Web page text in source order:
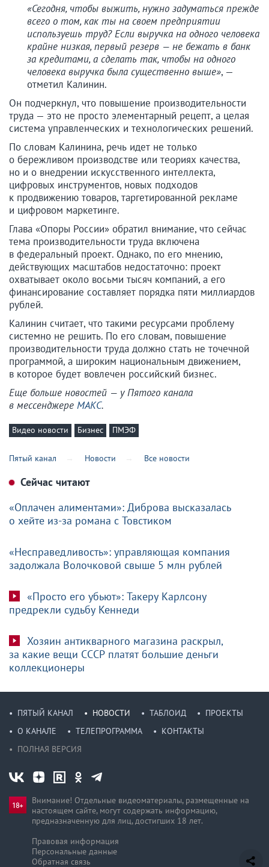
«Сегодня, чтобы выжить, нужно задуматься прежде
всего о том, как ты на своем предприятии
используешь труд? Если выручка на одного человека
крайне низкая, первый резерв — не бежать в банк
за кредитами, а сделать так, чтобы на одного
человека выручка была существенно выше», —
отметил Калинин.
Он подчеркнул, что повышение производительности
труда — это не просто элементарный рецепт, а целая
система управленческих и технологических решений.
По словам Калинина, речь идет не только
о бережливом производстве или теориях качества,
но и о внедрении искусственного интеллекта,
цифровых инструментов, новых подходов
к продвижению товаров, таргетированной рекламе
и цифровом маркетинге.
Глава «Опоры России» обратил внимание, что сейчас
тема производительности труда включена
в федеральный проект. Однако, по его мнению,
действующих масштабов недостаточно: проект
охватывает около восьми тысяч компаний, а его
финансирование составляет порядка пяти миллиардов
рублей.
Калинин считает, что такими ресурсами проблему
системно не решить. По его словам, повышение
производительности труда должно стать не точечной
программой, а широким национальным движением,
в которое будет вовлечен российский бизнес.
Еще больше новостей — у Пятого канала
в мессенджере МАКС.
Видео новости Бизнес ПМЭФ
Пятый канал Новости Все новости
Сейчас читают
«Оплачен алиментами»: Диброва высказалась
о хейте из-за романа с Товстиком
«Несправедливость»: управляющая компания
задолжала Волочковой свыше 5 млн рублей
«Просто его убьют»: Такеру Карлсону
предрекли судьбу Кеннеди
Хозяин антикварного магазина раскрыл,
за какие вещи СССР платят большие деньги
коллекционеры
ПЯТЫЙ КАНАЛ НОВОСТИ ТАБЛОИД
ПРОЕКТЫ
О КАНАЛЕ
ТЕЛЕПРОГРАММА
КОНТАКТЫ
ПОЛНАЯ ВЕРСИЯ
Внимание! Отдельные видеоматериалы, размещенные на
настоящем сайте, могут содержать информацию,
предназначен­ную для лиц, достигших 18 лет.
Правовая информация
Персональные данные
Обратная связь